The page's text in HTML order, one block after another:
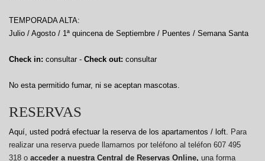
TEMPORADA ALTA:
Julio / Agosto / 1ª quincena de Septiembre / Puentes / Semana Santa
Check in: consultar - Check out: consultar
No esta permitido fumar, ni se aceptan mascotas.
RESERVAS
Aquí, usted podrá efectuar la reserva de los apartamentos / loft. Para
realizar una reserva puede llamarnos por teléfono al teléfon 607 495
318 o acceder a nuestra Central de Reservas Online, una forma